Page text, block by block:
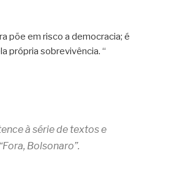
põe em risco a democracia; é
própria sobrevivência. “
à série de textos e
Bolsonaro”.